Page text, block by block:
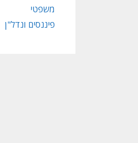
משפטי
פיננסים ונדל"ן